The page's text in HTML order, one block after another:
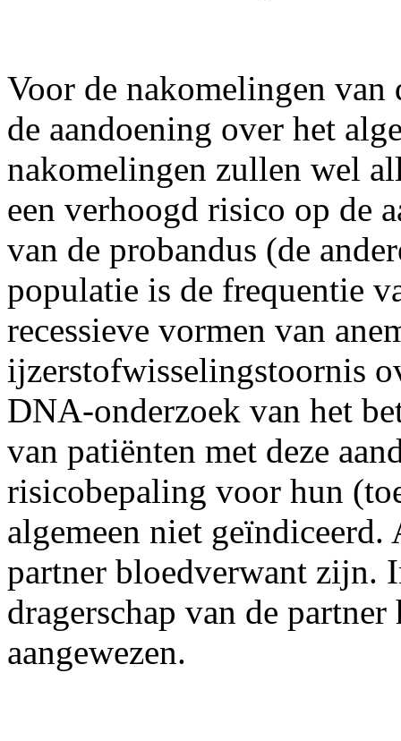
Voor de nakomelingen
de aandoening over het
nakomelingen zullen wel
een verhoogd risico op de
van de probandus (de
populatie is de frequentie
recessieve vormen van
ijzerstofwisselingstoornis
DNA-onderzoek van het
van patiënten met deze
risicobepaling voor hun
algemeen niet
partner bloedverwant zijn.
dragerschap van de
aangewezen.